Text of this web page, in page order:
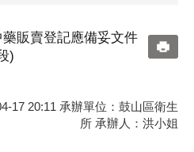
販賣登記應備妥文件
)
17 20:11 承辦單位：鼓山區衛生
所 承辦人：洪小姐